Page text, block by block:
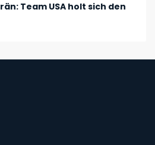
Team USA holt sich den